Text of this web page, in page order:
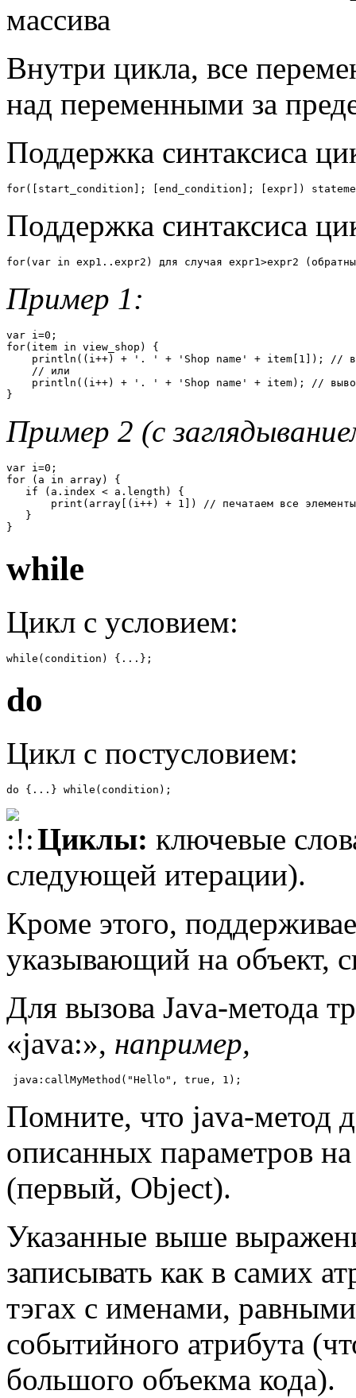
массива
Внутри цикла, все
над переменными за
Поддержка синтаксиса
for([start_condition]; [end_condition]; [expr])
Поддержка синтаксиса
for(var in exp1..expr2) для случая expr1>expr2
Пример 1:
var i=0;
for(item in view_shop) {
println((i++) + '. ' + 'Shop name' + item[1]); //
    // или
println((i++) + '. ' + 'Shop name' + item); //
}
Пример 2 (с
var i=0;
for (a in array) {
   if (a.index < a.length) {
print(array[(i++) + 1]) // печатаем все
   }
}
while
Цикл с условием:
while(condition) {...};
do
Цикл с постусловием:
do {...} while(condition);
Циклы: ключевые
следующей итерации).
Кроме этого,
указывающий на объект,
Для вызова Java-метода
«java:», например,
java:callMyMethod("Hello", true, 1);
Помните, что java-метод
описанных параметров
(первый, Object).
Указанные выше
записывать как в самих
тэгах с именами,
событийного атрибута
большого объекма кода).